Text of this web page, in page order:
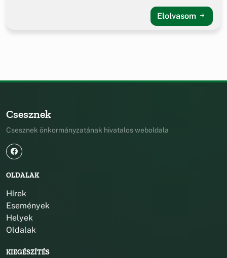
Elolvasom
Csesznek
Csesznek önkormányzatának hivatalos weboldala
OLDALAK
Hírek
Események
Helyek
Oldalak
KIEGÉSZÍTÉS